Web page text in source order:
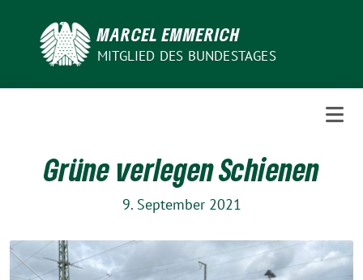
MARCEL EMMERICH
MITGLIED DES BUNDESTAGES
Grüne verlegen Schienen
9. September 2021